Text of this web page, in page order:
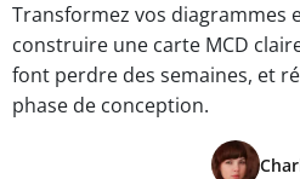
Transformez vos diagrammes
construire une carte MCD
font perdre des semaines, et
phase de conception.